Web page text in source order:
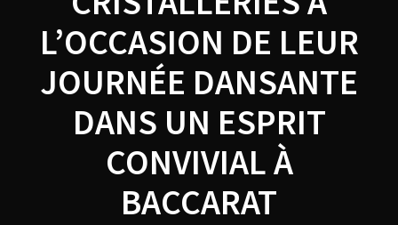
L’OCCASION DE LEUR
JOURNÉE DANSANTE
DANS UN ESPRIT
CONVIVIAL À
BACCARAT